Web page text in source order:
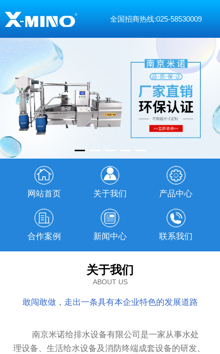
全国招商热线:025-58530009
网站首页 关于我们 产品中心
合作案例 新闻中心 联系我们
关于我们
ABOUT US
敢闯敢做，走出一条具有本企业特色的发展道路
南京米诺给排水设备有限公司是一家从事水处
理设备、生活给水设备及消防终端成套设备的研发、